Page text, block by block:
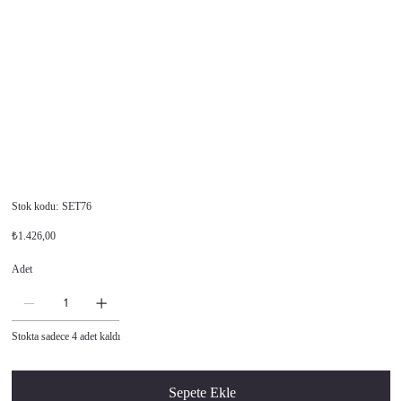
Stok kodu: Stok
SET76
Orijinal
fiyat
₺1.426,00
Adet
Stokta sadece 4 adet kaldı
Sepete Ekle